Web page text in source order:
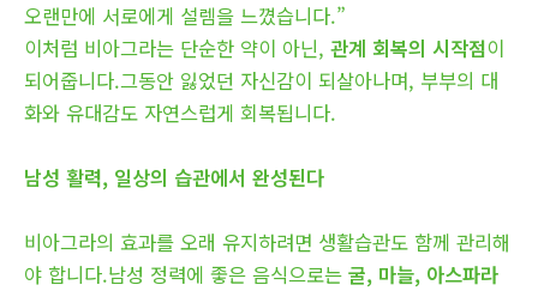
오랜만에 서로에게 설렘을 느꼈습니다.”
이처럼 비아그라는 단순한 약이 아닌, 관계 회복의 시작점이
되어줍니다.그동안 잃었던 자신감이 되살아나며, 부부의 대
화와 유대감도 자연스럽게 회복됩니다.
남성 활력, 일상의 습관에서 완성된다
비아그라의 효과를 오래 유지하려면 생활습관도 함께 관리해
야 합니다.남성 정력에 좋은 음식으로는 굴, 마늘, 아스파라